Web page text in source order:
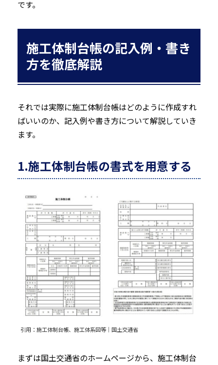
です。
施工体制台帳の記入例・書き
方を徹底解説
それでは実際に施工体制台帳はどのように作成すれ
ばいいのか、記入例や書き方について解説していき
ます。
1.施工体制台帳の書式を用意する
引用： 施工体制台帳、施工体系図等｜国土交通省
まずは国土交通省のホームページから、施工体制台